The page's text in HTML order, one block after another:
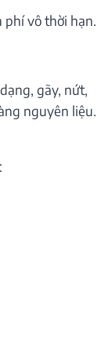
phí vô thời hạn.
gãy, nứt,
nguyên liệu.
: